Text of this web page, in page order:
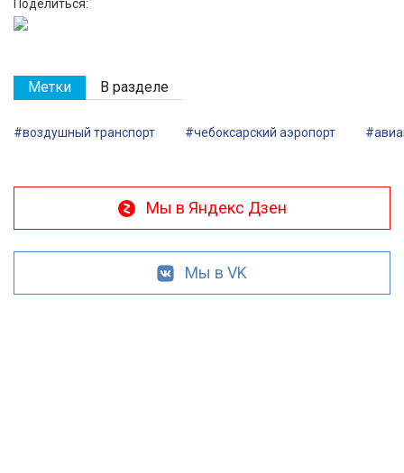
Поделиться:
Метки В разделе
#воздушный транспорт #чебоксарский аэропорт
Мы в Яндекс Дзен
Мы в VK